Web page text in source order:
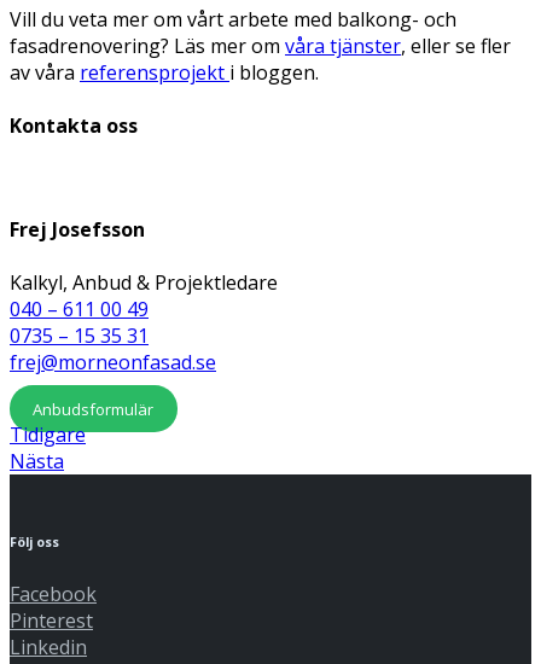
Vill du veta mer om vårt arbete med balkong- och
fasadrenovering? Läs mer om våra tjänster, eller se fler
av våra referensprojekt i bloggen.
Kontakta oss
Frej Josefsson
Kalkyl, Anbud & Projektledare
040 – 611 00 49
0735 – 15 35 31
frej@morneonfasad.se
Anbudsformulär
Tidigare
Nästa
Följ oss
Facebook
Pinterest
Linkedin